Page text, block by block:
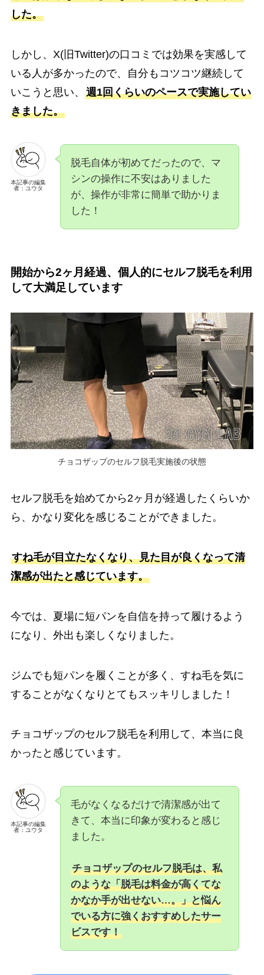
した。
しかし、X(旧Twitter)の口コミでは効果を実感して
いる人が多かったので、自分もコツコツ継続して
いこうと思い、 週1回くらいのペースで実施してい
きました。
本記事の編集
者：ユウタ
脱毛自体が初めてだったので、マ
シンの操作に不安はありました
が、操作が非常に簡単で助かりま
した！
開始から2ヶ月経過、個人的にセルフ脱毛を利用
して大満足しています
チョコザップのセルフ脱毛実施後の状態
セルフ脱毛を始めてから2ヶ月が経過したくらいか
ら、かなり変化を感じることができました。
すね毛が目立たなくなり、見た目が良くなって清
潔感が出たと感じています。
今では、夏場に短パンを自信を持って履けるよう
になり、外出も楽しくなりました。
ジムでも短パンを履くことが多く、すね毛を気に
することがなくなりとてもスッキリしました！
チョコザップのセルフ脱毛を利用して、本当に良
かったと感じています。
本記事の編集
者：ユウタ
毛がなくなるだけで清潔感が出て
きて、本当に印象が変わると感じ
ました。
チョコザップのセルフ脱毛は、私
のような「脱毛は料金が高くてな
かなか手が出せない…。」と悩ん
でいる方に強くおすすめしたサー
ビスです！